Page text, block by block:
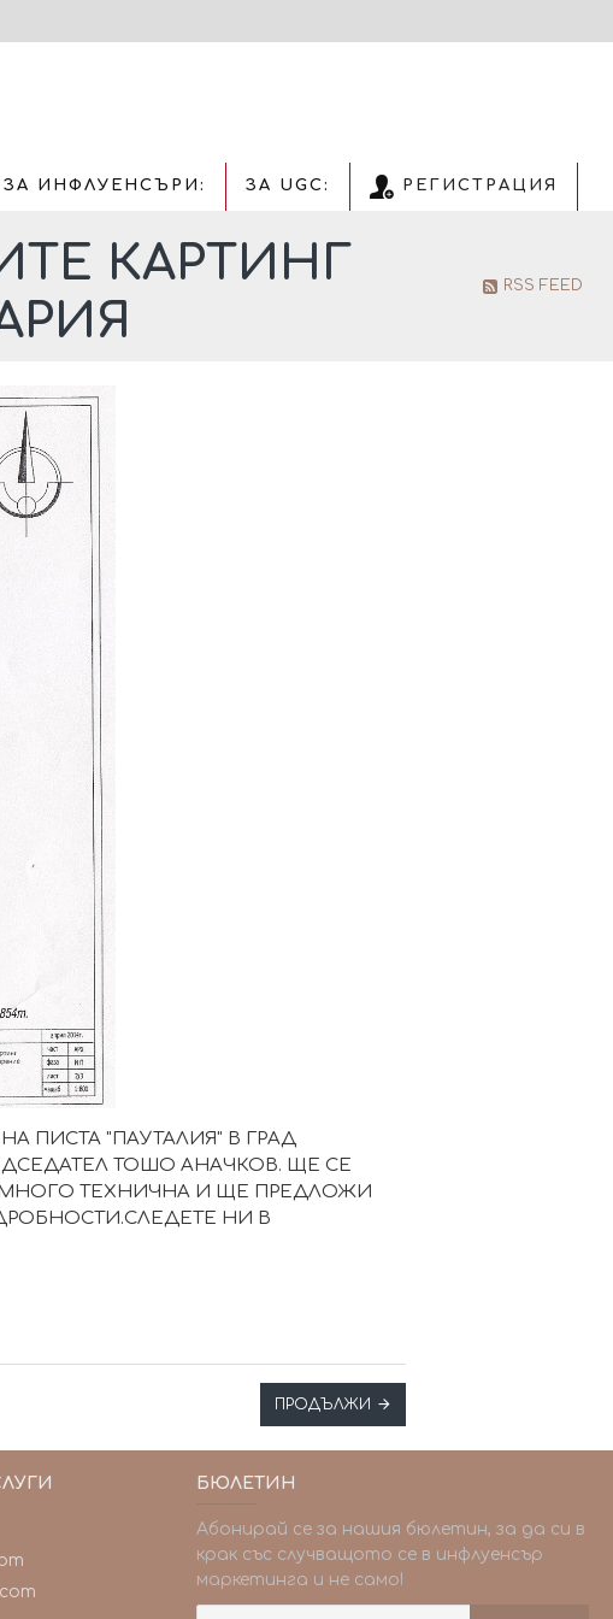
ЗА ИНФЛУЕНСЪРИ: ЗА UGC: РЕГИСТРАЦИЯ
КАРТИНГ
RSS FEED
ПИСТА "ПАУТАЛИЯ" В ГРАД
ТОШО АНАЧКОВ. ЩЕ СЕ
МНОГО ТЕХНИЧНА И ЩЕ ПРЕДЛОЖИ
НИ В
ПРОДЪЛЖИ
БЮЛЕТИН
Абонирай се за нашия бюлетин, за да си в
крак със случващото се в инфлуенсър
маркетинга и не само!